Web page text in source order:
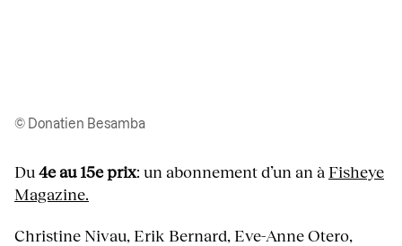
© Donatien Besamba
Du4e au 15e prix: un abonnement d’un an à Fisheye
Magazine.
Christine Nivau, Erik Bernard, Eve-Anne Otero,